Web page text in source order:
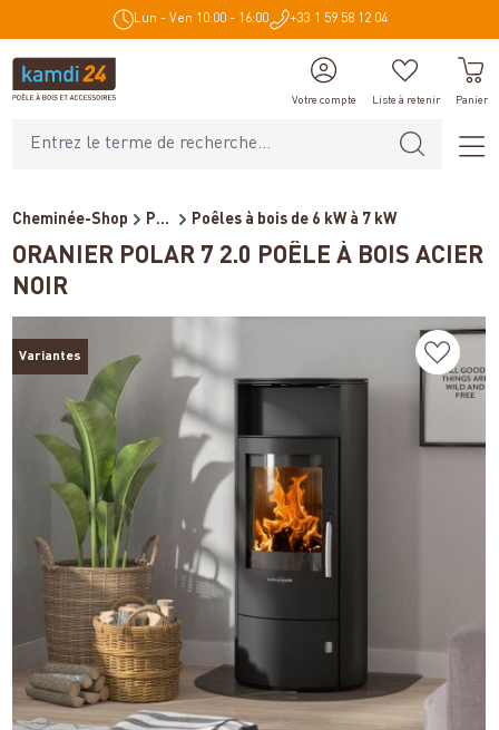
principal Lun - Ven 10:00 - 16:00 +33 1 59 58 12 04
Votre compte Liste à retenir Panier
Cheminée-Shop Poêles et cheminées Poêles à bois de 6 kW à 7 kW
ORANIER POLAR 7 2.0 POÊLE À BOIS ACIER
NOIR
Variantes